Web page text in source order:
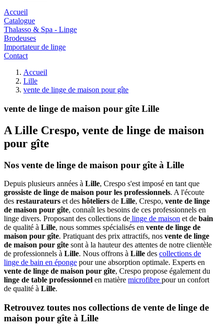
Accueil
Catalogue
Thalasso & Spa - Linge
Brodeuses
Importateur de linge
Contact
Accueil
Lille
vente de linge de maison pour gîte
vente de linge de maison pour gîte Lille
A Lille Crespo, vente de linge de maison
pour gîte
Nos vente de linge de maison pour gîte à Lille
Depuis plusieurs années à Lille, Crespo s'est imposé en tant que
grossiste de linge de maison pour les professionnels. A l'écoute
des restaurateurs et des hôteliers de Lille, Crespo, vente de linge
de maison pour gîte, connaît les besoins de ces professionnels en
linge divers. Proposant des collections de linge de maison et de bain
de qualité à Lille, nous sommes spécialisés en vente de linge de
maison pour gîte. Pratiquant des prix attractifs, nos vente de linge
de maison pour gîte sont à la hauteur des attentes de notre clientèle
de professionnels à Lille. Nous offrons à Lille des collections de
linge de bain en éponge pour une absorption optimale. Experts en
vente de linge de maison pour gîte, Crespo propose également du
linge de table professionnel en matière microfibre pour un confort
de qualité à Lille.
Retrouvez toutes nos collections de vente de linge de
maison pour gîte à Lille